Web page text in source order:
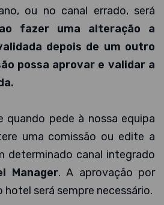
ou no canal errado, será
fazer uma alteração a
depois de um outro
possa aprovar e validar a
quando pede à nossa equipa
uma comissão ou edite a
determinado canal integrado
Manager. A aprovação por
hotel será sempre necessário.